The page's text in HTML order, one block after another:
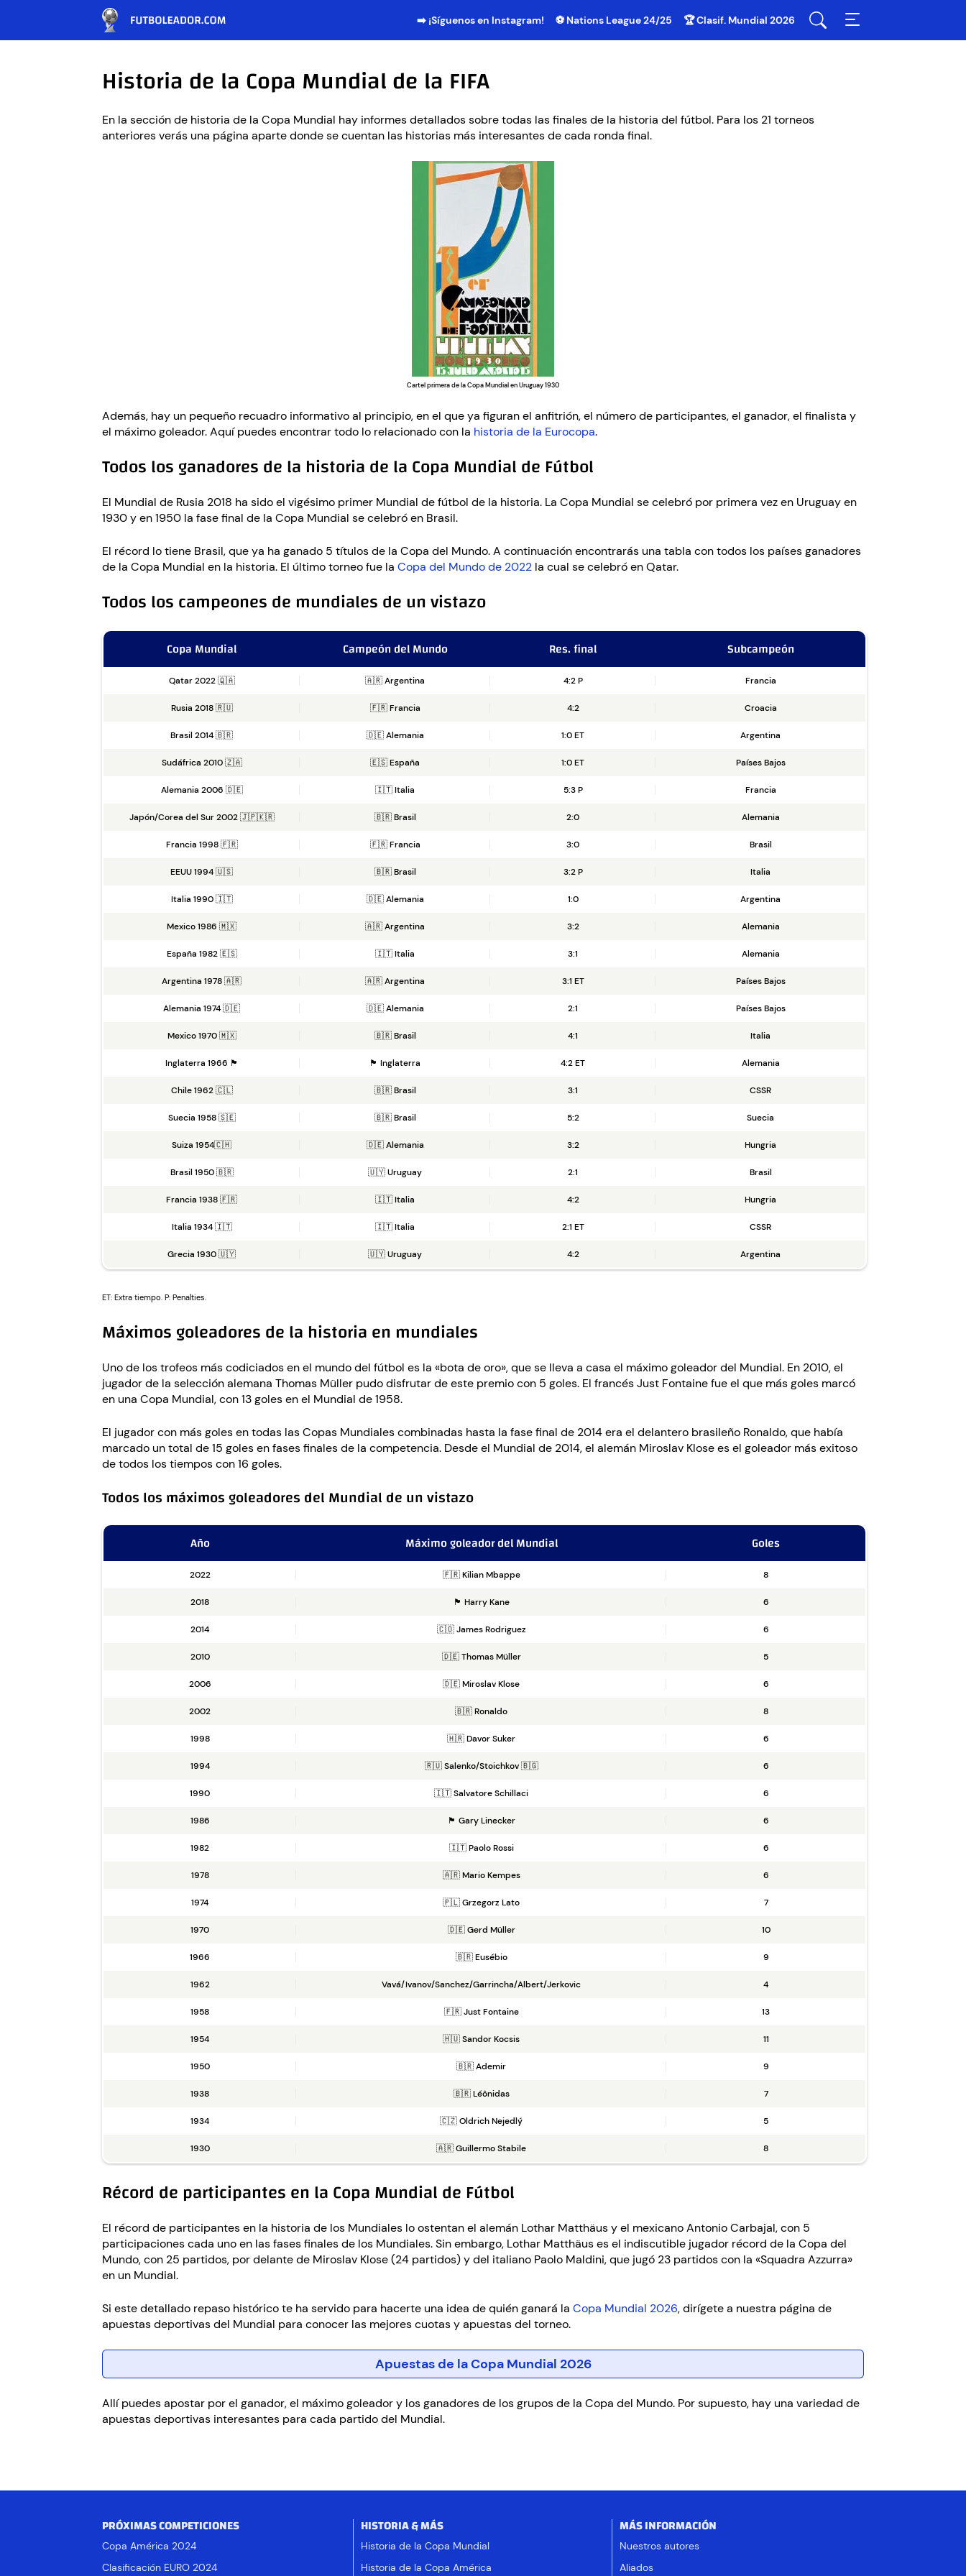
➡️ ¡Síguenos en Instagram! ⚽ Nations League 24/25 🏆 Clasif. Mundial 2026
Historia de la Copa Mundial de la FIFA
En la sección de historia de la Copa Mundial hay informes detallados sobre todas las finales de la historia del fútbol. Para los 21 torneos
anteriores verás una página aparte donde se cuentan las historias más interesantes de cada ronda final.
Cartel primera de la Copa Mundial en Uruguay 1930
Además, hay un pequeño recuadro informativo al principio, en el que ya figuran el anfitrión, el número de participantes, el ganador, el finalista y
el máximo goleador. Aquí puedes encontrar todo lo relacionado con la historia de la Eurocopa.
Todos los ganadores de la historia de la Copa Mundial de Fútbol
El Mundial de Rusia 2018 ha sido el vigésimo primer Mundial de fútbol de la historia. La Copa Mundial se celebró por primera vez en Uruguay en
1930 y en 1950 la fase final de la Copa Mundial se celebró en Brasil.
El récord lo tiene Brasil, que ya ha ganado 5 títulos de la Copa del Mundo. A continuación encontrarás una tabla con todos los países ganadores
de la Copa Mundial en la historia. El último torneo fue la Copa del Mundo de 2022 la cual se celebró en Qatar.
Todos los campeones de mundiales de un vistazo
Copa Mundial Campeón del Mundo Res. final Subcampeón
Qatar 2022 🇶🇦 🇦🇷 Argentina 4:2 P Francia
Rusia 2018 🇷🇺 🇫🇷 Francia 4:2 Croacia
Brasil 2014 🇧🇷 🇩🇪 Alemania 1:0 ET Argentina
Sudáfrica 2010 🇿🇦 🇪🇸 España 1:0 ET Países Bajos
Alemania 2006 🇩🇪 🇮🇹 Italia 5:3 P Francia
Japón/Corea del Sur 2002 🇯🇵🇰🇷 🇧🇷 Brasil 2:0 Alemania
Francia 1998 🇫🇷 🇫🇷 Francia 3:0 Brasil
EEUU 1994 🇺🇸 🇧🇷 Brasil 3:2 P Italia
Italia 1990 🇮🇹 🇩🇪 Alemania 1:0 Argentina
Mexico 1986 🇲🇽 🇦🇷 Argentina 3:2 Alemania
España 1982 🇪🇸 🇮🇹 Italia 3:1 Alemania
Argentina 1978 🇦🇷 🇦🇷 Argentina 3:1 ET Países Bajos
Alemania 1974 🇩🇪 🇩🇪 Alemania 2:1 Países Bajos
Mexico 1970 🇲🇽 🇧🇷 Brasil 4:1 Italia
Inglaterra 1966 🏴󠁧󠁢󠁥󠁮󠁧󠁿 🏴󠁧󠁢󠁥󠁮󠁧󠁿 Inglaterra 4:2 ET Alemania
Chile 1962 🇨🇱 🇧🇷 Brasil 3:1 CSSR
Suecia 1958 🇸🇪 🇧🇷 Brasil 5:2 Suecia
Suiza 1954🇨🇭 🇩🇪 Alemania 3:2 Hungria
Brasil 1950 🇧🇷 🇺🇾 Uruguay 2:1 Brasil
Francia 1938 🇫🇷 🇮🇹 Italia 4:2 Hungria
Italia 1934 🇮🇹 🇮🇹 Italia 2:1 ET CSSR
Grecia 1930 🇺🇾 🇺🇾 Uruguay 4:2 Argentina
ET: Extra tiempo. P: Penalties.
Máximos goleadores de la historia en mundiales
Uno de los trofeos más codiciados en el mundo del fútbol es la «bota de oro», que se lleva a casa el máximo goleador del Mundial. En 2010, el
jugador de la selección alemana Thomas Müller pudo disfrutar de este premio con 5 goles. El francés Just Fontaine fue el que más goles marcó
en una Copa Mundial, con 13 goles en el Mundial de 1958.
El jugador con más goles en todas las Copas Mundiales combinadas hasta la fase final de 2014 era el delantero brasileño Ronaldo, que había
marcado un total de 15 goles en fases finales de la competencia. Desde el Mundial de 2014, el alemán Miroslav Klose es el goleador más exitoso
de todos los tiempos con 16 goles.
Todos los máximos goleadores del Mundial de un vistazo
Año Máximo goleador del Mundial Goles
2022 🇫🇷 Kilian Mbappe 8
2018 🏴󠁧󠁢󠁥󠁮󠁧󠁿 Harry Kane 6
2014 🇨🇴 James Rodriguez 6
2010 🇩🇪 Thomas Müller 5
2006 🇩🇪 Miroslav Klose 6
2002 🇧🇷 Ronaldo 8
1998 🇭🇷 Davor Suker 6
1994 🇷🇺 Salenko/Stoichkov 🇧🇬 6
1990 🇮🇹 Salvatore Schillaci 6
1986 🏴󠁧󠁢󠁥󠁮󠁧󠁿 Gary Linecker 6
1982 🇮🇹 Paolo Rossi 6
1978 🇦🇷 Mario Kempes 6
1974 🇵🇱 Grzegorz Lato 7
1970 🇩🇪 Gerd Müller 10
1966 🇧🇷 Eusébio 9
1962 Vavá/Ivanov/Sanchez/Garrincha/Albert/Jerkovic 4
1958 🇫🇷 Just Fontaine 13
1954 🇭🇺 Sandor Kocsis 11
1950 🇧🇷 Ademir 9
1938 🇧🇷 Léônidas 7
1934 🇨🇿 Oldrich Nejedlý 5
1930 🇦🇷 Guillermo Stabile 8
Récord de participantes en la Copa Mundial de Fútbol
El récord de participantes en la historia de los Mundiales lo ostentan el alemán Lothar Matthäus y el mexicano Antonio Carbajal, con 5
participaciones cada uno en las fases finales de los Mundiales. Sin embargo, Lothar Matthäus es el indiscutible jugador récord de la Copa del
Mundo, con 25 partidos, por delante de Miroslav Klose (24 partidos) y del italiano Paolo Maldini, que jugó 23 partidos con la «Squadra Azzurra»
en un Mundial.
Si este detallado repaso histórico te ha servido para hacerte una idea de quién ganará la Copa Mundial 2026, dirígete a nuestra página de
apuestas deportivas del Mundial para conocer las mejores cuotas y apuestas del torneo.
Apuestas de la Copa Mundial 2026
Allí puedes apostar por el ganador, el máximo goleador y los ganadores de los grupos de la Copa del Mundo. Por supuesto, hay una variedad de
apuestas deportivas interesantes para cada partido del Mundial.
PRÓXIMAS COMPETICIONES
Copa América 2024
Clasificación EURO 2024
HISTORIA & MÁS
Historia de la Copa Mundial
Historia de la Copa América
MÁS INFORMACIÓN
Nuestros autores
Aliados